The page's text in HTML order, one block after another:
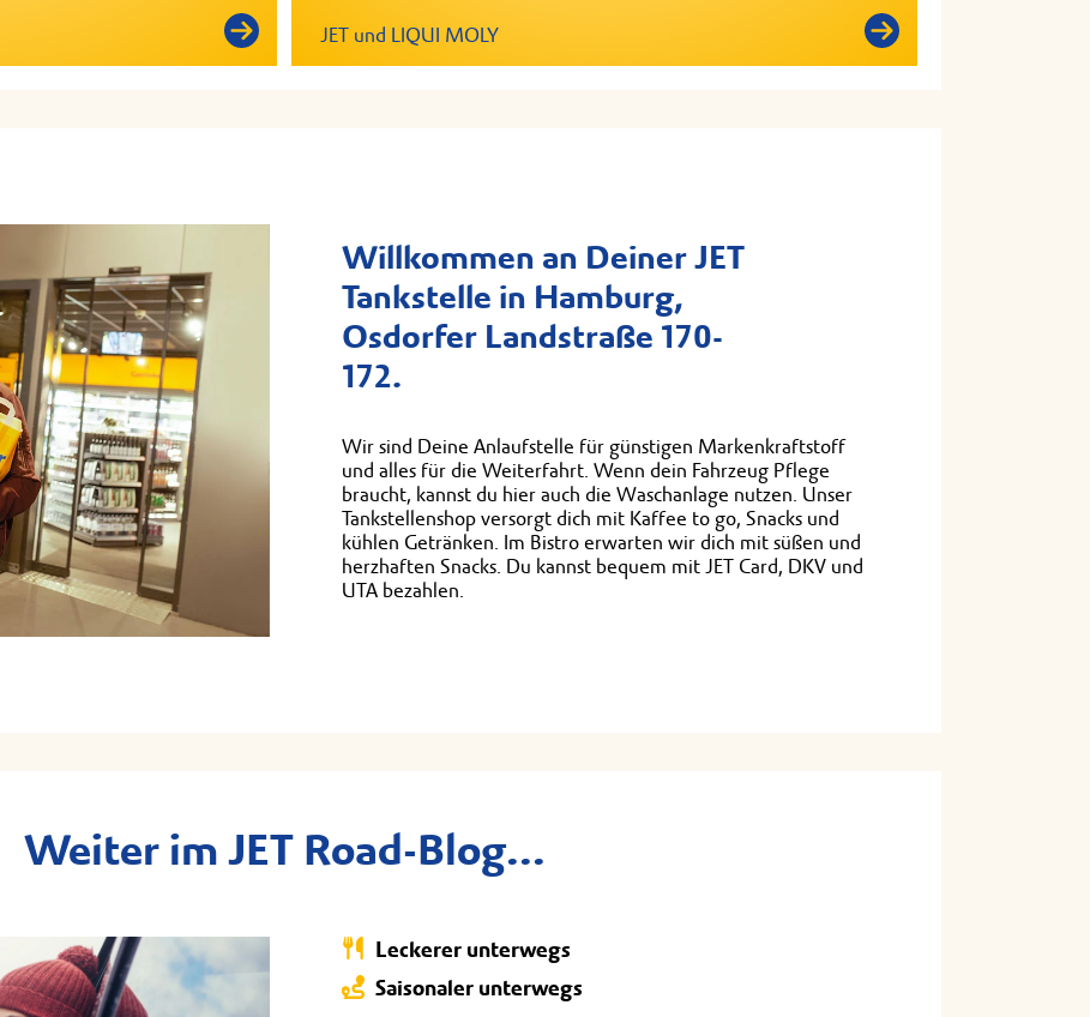
JET und LIQUI MOLY
Willkommen an Deiner JET
Tankstelle in Hamburg,
Osdorfer Landstraße 170-
172.
Wir sind Deine Anlaufstelle für günstigen Markenkraftstoff
und alles für die Weiterfahrt. Wenn dein Fahrzeug Pflege
braucht, kannst du hier auch die Waschanlage nutzen. Unser
Tankstellenshop versorgt dich mit Kaffee to go, Snacks und
kühlen Getränken. Im Bistro erwarten wir dich mit süßen und
herzhaften Snacks. Du kannst bequem mit JET Card, DKV und
UTA bezahlen.
Weiter im JET Road-Blog...
Leckerer unterwegs
Saisonaler unterwegs